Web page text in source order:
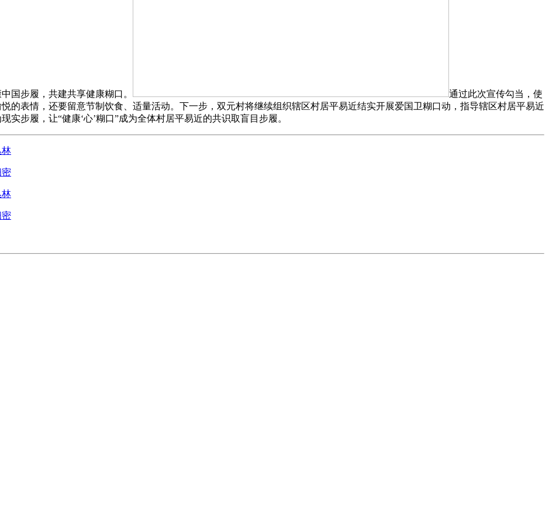
国步履，共建共享健康糊口。
通过此次宣传勾当，使
的表情，还要留意节制饮食、适量活动。下一步，双元村将继续组织辖区村居平易近结实开展爱国卫糊口动，指导辖区村居平易近
步履，让“健康‘心’糊口”成为全体村居平易近的共识取盲目步履。
林
密
林
密